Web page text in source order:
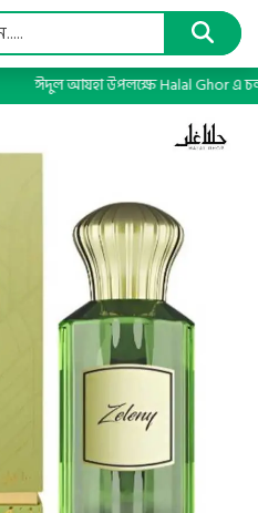
ঈদুল আযহা উপলক্ষে Halal Ghor এ